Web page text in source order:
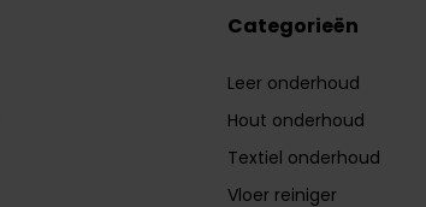
Categorieën
Leer onderhoud
Hout onderhoud
Textiel onderhoud
Vloer reiniger